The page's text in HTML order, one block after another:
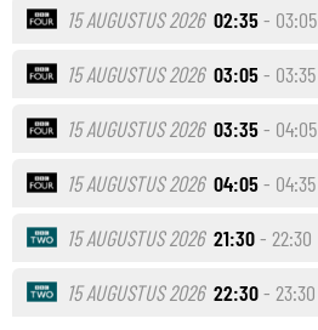
15 AUGUSTUS 2026 02:35- 03:05
15 AUGUSTUS 2026 03:05- 03:35
15 AUGUSTUS 2026 03:35- 04:05
15 AUGUSTUS 2026 04:05- 04:35
15 AUGUSTUS 2026 21:30- 22:30
15 AUGUSTUS 2026 22:30- 23:30